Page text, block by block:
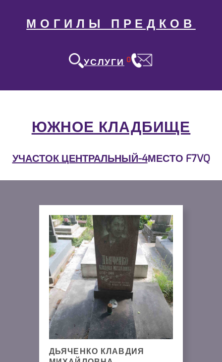
МОГИЛЫ ПРЕДКОВ
УСЛУГИ 0
ЮЖНОЕ КЛАДБИЩЕ
УЧАСТОК ЦЕНТРАЛЬНЫЙ-4МЕСТО F7VQ
ДЬЯЧЕНКО КЛАВДИЯ